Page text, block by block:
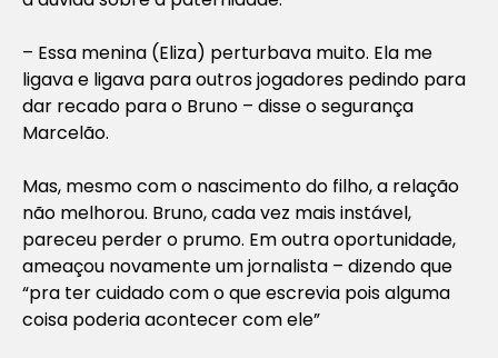
– Essa menina (Eliza) perturbava muito. Ela me
ligava e ligava para outros jogadores pedindo para
dar recado para o Bruno – disse o segurança
Marcelão.
Mas, mesmo com o nascimento do filho, a relação
não melhorou. Bruno, cada vez mais instável,
pareceu perder o prumo. Em outra oportunidade,
ameaçou novamente um jornalista – dizendo que
“pra ter cuidado com o que escrevia pois alguma
coisa poderia acontecer com ele”